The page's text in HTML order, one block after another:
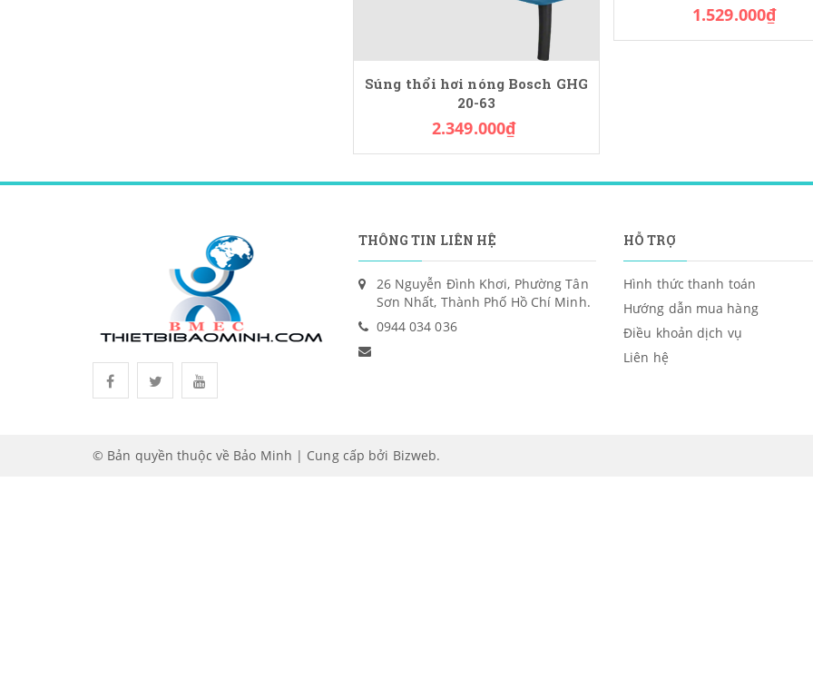
Súng thổi hơi nóng Bosch GHG
20-63
2.349.000₫
1.529.000₫
THÔNG TIN LIÊN HỆ
26 Nguyễn Đình Khơi, Phường Tân
Sơn Nhất, Thành Phố Hồ Chí Minh.
0944 034 036
HỖ TRỢ
Hình thức thanh toán
Hướng dẫn mua hàng
Điều khoản dịch vụ
Liên hệ
© Bản quyền thuộc về Bảo Minh | Cung cấp bởi Bizweb.